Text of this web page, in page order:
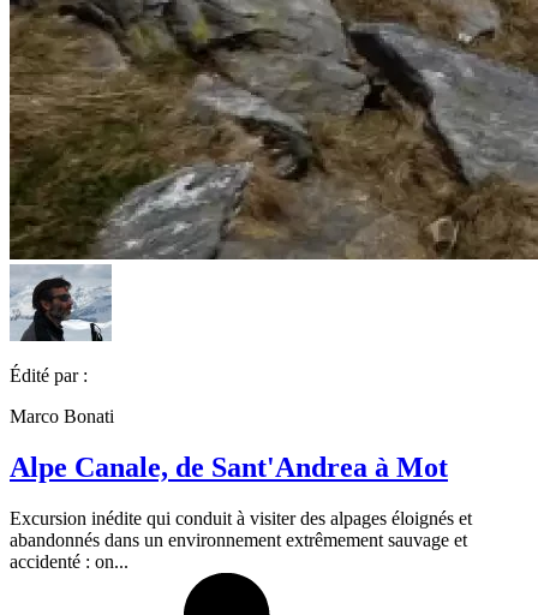
Édité par :
Marco Bonati
Alpe Canale, de Sant'Andrea à Mot
Excursion inédite qui conduit à visiter des alpages éloignés et
abandonnés dans un environnement extrêmement sauvage et
accidenté : on...